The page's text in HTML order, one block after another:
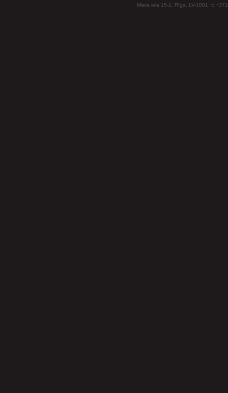
Miera iela 15-1, Rīga, LV-1001, t: